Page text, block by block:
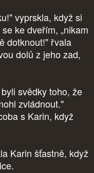
vyprskla, když si
ke dveřím, „nikam
dotknout!" řvala
dolů z jeho zad,
svědky toho, že
zvládnout."
s Karin, když
Karin šťastně, když